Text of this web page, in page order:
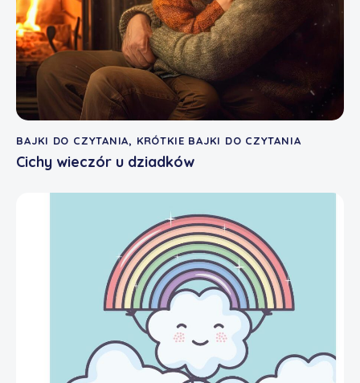
BAJKI DO CZYTANIA, KRÓTKIE BAJKI DO CZYTANIA
Cichy wieczór u dziadków